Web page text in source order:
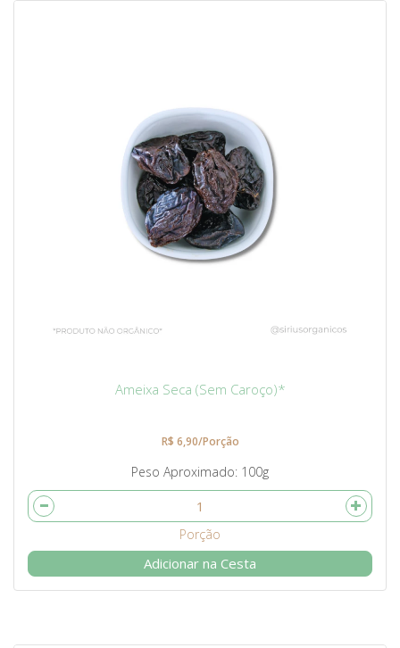
Ameixa Seca (Sem Caroço)*
Peso Aproximado 100g
R$ 6,90/Porção
Adicionar na Cesta